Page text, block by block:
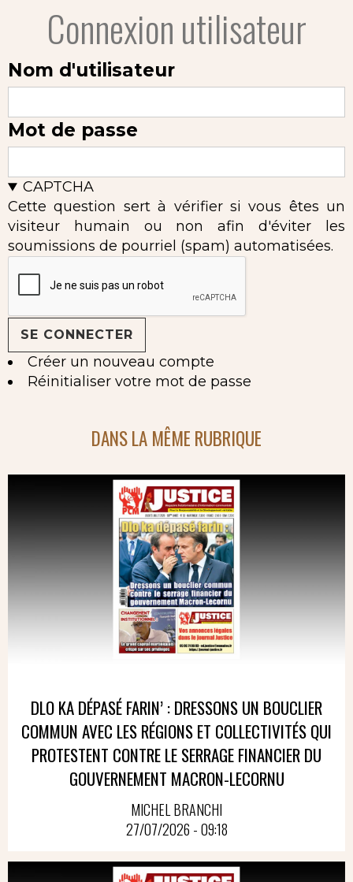
Connexion utilisateur
Nom d'utilisateur
Mot de passe
CAPTCHA
Cette question sert à vérifier si vous êtes un
visiteur humain ou non afin d'éviter les
soumissions de pourriel (spam) automatisées.
Créer un nouveau compte
Réinitialiser votre mot de passe
DANS LA MÊME RUBRIQUE
DLO KA DÉPASÉ FARIN’ : DRESSONS UN BOUCLIER
COMMUN AVEC LES RÉGIONS ET COLLECTIVITÉS QUI
PROTESTENT CONTRE LE SERRAGE FINANCIER DU
GOUVERNEMENT MACRON-LECORNU
MICHEL BRANCHI
27/07/2026 - 09:18